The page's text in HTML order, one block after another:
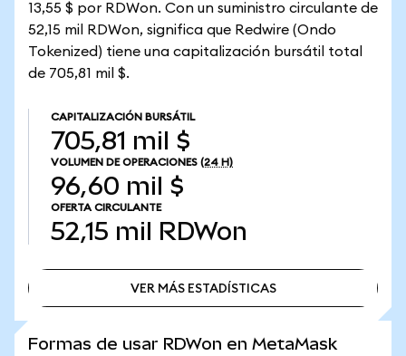
13,55 $ por RDWon. Con un suministro circulante de
52,15 mil RDWon, significa que Redwire (Ondo
Tokenized) tiene una capitalización bursátil total
de 705,81 mil $.
CAPITALIZACIÓN BURSÁTIL
705,81 mil $
VOLUMEN DE OPERACIONES (24 H)
96,60 mil $
OFERTA CIRCULANTE
52,15 mil RDWon
VER MÁS ESTADÍSTICAS
Formas de usar RDWon en MetaMask